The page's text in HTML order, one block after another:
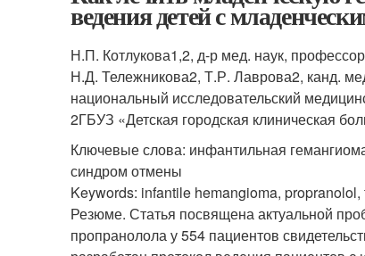
ведения детей с
Н.П. Котлукова1,2, д-р мед. наук,
Н.Д. Тележникова2, Т.Р. Лаврова2, канд.
национальный исследовательский
2ГБУЗ «Детская городская клиническая
Ключевые слова: инфантильная
синдром отмены
Keywords: infantile hemangioma,
Резюме. Статья посвящена актуальной
пропранолола у 554 пациентов